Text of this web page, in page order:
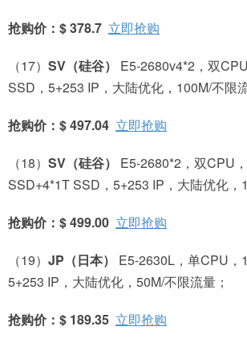
抢购价：$ 378.7 立即抢购
（17） SV （硅谷）
E5-2680v4*2，双
SSD，5+253 IP，大陆优化，100M/不限
抢购价：$ 497.04 立即抢购
（18） SV （硅谷）
E5-2680*2，双CPU
SSD+4*1T SSD，5+253 IP，大陆优化，
抢购价：$ 499.00 立即抢购
（19） JP （日本）
E5-2630L，单CPU，
5+253 IP，大陆优化，50M/不限流量；
抢购价：$ 189.35 立即抢购